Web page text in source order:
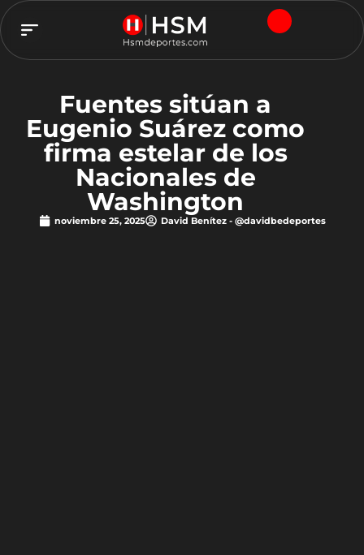
Fuentes sitúan a
Eugenio Suárez como
firma estelar de los
Nacionales de
Washington
noviembre 25, 2025 David Benítez - @davidbedeportes